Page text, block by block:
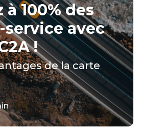
100% des
avec
!
de la carte